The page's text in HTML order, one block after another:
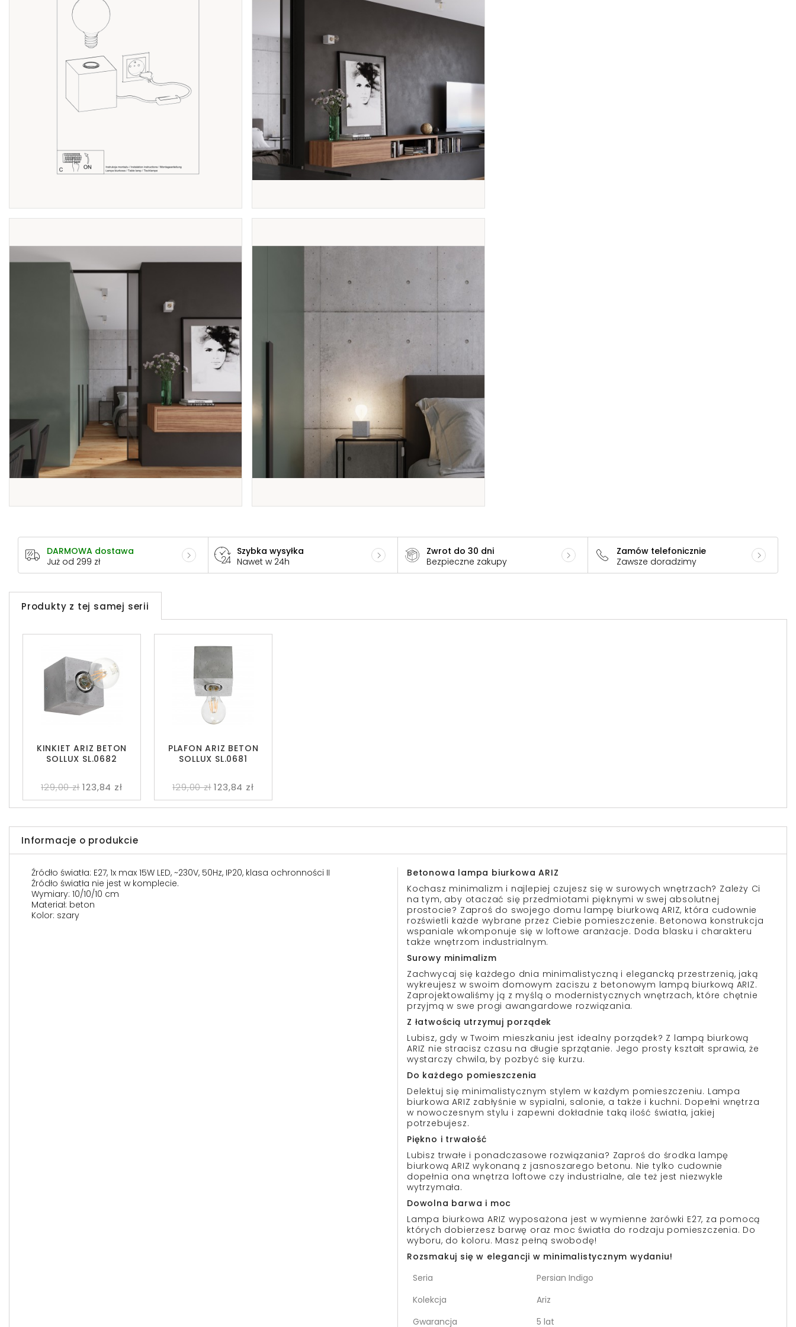
DARMOWA dostawa
Już od 299 zł
Szybka wysyłka
Nawet w 24h
Zwrot do 30 dni
Bezpieczne zakupy
Zamów telefonicznie
Zawsze doradzimy
Produkty z tej samej serii
KINKIET ARIZ BETON
SOLLUX SL.0682
129,00 zł 123,84 zł
PLAFON ARIZ BETON
SOLLUX SL.0681
129,00 zł 123,84 zł
Informacje o produkcie
Źródło światła: E27, 1x max 15W LED, ~230V, 50Hz, IP20, klasa ochronności II
Źródło światła nie jest w komplecie.
Wymiary: 10/10/10 cm
Materiał: beton
Kolor: szary
Betonowa lampa biurkowa ARIZ
Kochasz minimalizm i najlepiej czujesz się w surowych wnętrzach? Zależy Ci
na tym, aby otaczać się przedmiotami pięknymi w swej absolutnej
prostocie? Zaproś do swojego domu lampę biurkową ARIZ, która cudownie
rozświetli każde wybrane przez Ciebie pomieszczenie. Betonowa konstrukcja
wspaniale wkomponuje się w loftowe aranżacje. Doda blasku i charakteru
także wnętrzom industrialnym.
Surowy minimalizm
Zachwycaj się każdego dnia minimalistyczną i elegancką przestrzenią, jaką
wykreujesz w swoim domowym zaciszu z betonowym lampą biurkową ARIZ.
Zaprojektowaliśmy ją z myślą o modernistycznych wnętrzach, które chętnie
przyjmą w swe progi awangardowe rozwiązania.
Z łatwością utrzymuj porządek
Lubisz, gdy w Twoim mieszkaniu jest idealny porządek? Z lampą biurkową
ARIZ nie stracisz czasu na długie sprzątanie. Jego prosty kształt sprawia, że
wystarczy chwila, by pozbyć się kurzu.
Do każdego pomieszczenia
Delektuj się minimalistycznym stylem w każdym pomieszczeniu. Lampa
biurkowa ARIZ zabłyśnie w sypialni, salonie, a także i kuchni. Dopełni wnętrza
w nowoczesnym stylu i zapewni dokładnie taką ilość światła, jakiej
potrzebujesz.
Piękno i trwałość
Lubisz trwałe i ponadczasowe rozwiązania? Zaproś do środka lampę
biurkową ARIZ wykonaną z jasnoszarego betonu. Nie tylko cudownie
dopełnia ona wnętrza loftowe czy industrialne, ale też jest niezwykle
wytrzymała.
Dowolna barwa i moc
Lampa biurkowa ARIZ wyposażona jest w wymienne żarówki E27, za pomocą
których dobierzesz barwę oraz moc światła do rodzaju pomieszczenia. Do
wyboru, do koloru. Masz pełną swobodę!
Rozsmakuj się w elegancji w minimalistycznym wydaniu!
Seria
Persian Indigo
Kolekcja
Ariz
Gwarancja
5 lat